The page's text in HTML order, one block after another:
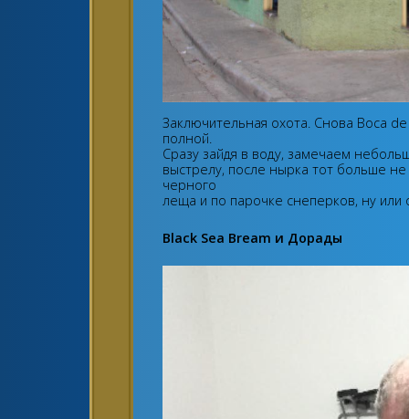
Заключительная охота. Снова Boca
полной.
Сразу зайдя в воду, замечаем
выстрелу, после нырка тот больше не
черного
леща и по парочке снеперков, ну или
Black Sea Bream и Дорады